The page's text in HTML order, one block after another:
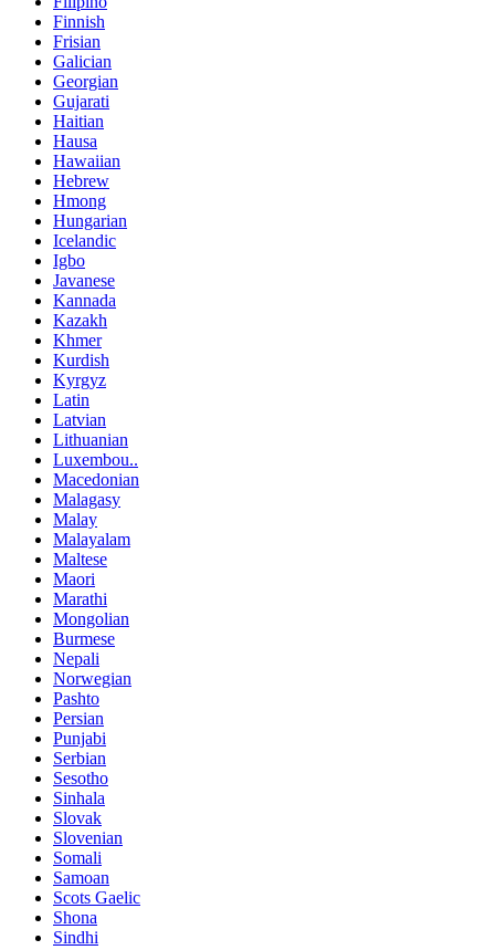
Finnish
Frisian
Galician
Georgian
Gujarati
Haitian
Hausa
Hawaiian
Hebrew
Hmong
Hungarian
Icelandic
Igbo
Javanese
Kannada
Kazakh
Khmer
Kurdish
Kyrgyz
Latin
Latvian
Lithuanian
Luxembou..
Macedonian
Malagasy
Malay
Malayalam
Maltese
Maori
Marathi
Mongolian
Burmese
Nepali
Norwegian
Pashto
Persian
Punjabi
Serbian
Sesotho
Sinhala
Slovak
Slovenian
Somali
Samoan
Scots Gaelic
Shona
Sindhi